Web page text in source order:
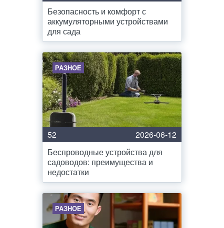
Безопасность и комфорт с
аккумуляторными устройствами
для сада
РАЗНОЕ
52
2026-06-12
Беспроводные устройства для
садоводов: преимущества и
недостатки
РАЗНОЕ